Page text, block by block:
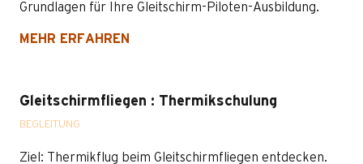
Grundlagen für Ihre Gleitschirm-Piloten-Ausbildung.
MEHR ERFAHREN
Gleitschirmfliegen : Thermikschulung
BEGLEITUNG
Ziel: Thermikflug beim Gleitschirmfliegen entdecken.